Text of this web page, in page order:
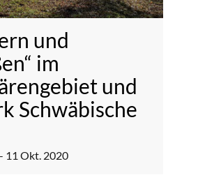
und
im
und
Schwäbische
- 11 Okt. 2020